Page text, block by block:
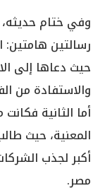
وفي ختام
رسالتين هامتين:
حيث دعاها إلى
والاستفادة من
أما الثانية
المعنية، حيث
أكبر لجذب
مصر.